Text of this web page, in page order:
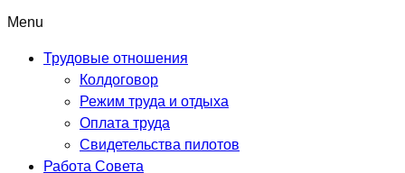
Menu
Трудовые отношения
Колдоговор
Режим труда и отдыха
Оплата труда
Свидетельства пилотов
Работа Совета